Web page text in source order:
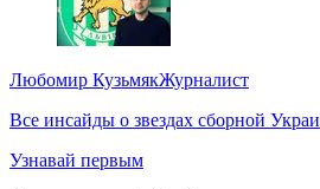
Любомир КузьмякЖурналист
Все инсайды о звездах сборной
Узнавай первым